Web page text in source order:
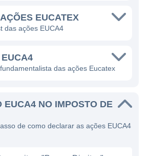
produtos que incluem
(Medium Density
revestimentos, portas,
produtos derivados de
motores da economia
grande demanda por
habitação, e a Eucatex se
EUCATEX
das ações EUCA4
das ações Eucatex
EUCA4 NO IMPOSTO DE
de como declarar as ações EUCA4